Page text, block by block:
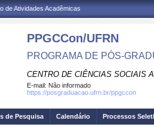
de Atividades Acadêmicas
PPGCCon/UFRN
PROGRAMA DE PÓS-
CENTRO DE CIÊNCIAS SOCIAIS
E-mail: Não informado
https://posgraduacao.ufrn.br/ppgccon
de Pesquisa Calendário Processos